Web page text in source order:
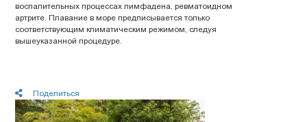
воспалительных процессах лимфадена, ревматоидном
артрите. Плавание в море предписывается только
соответствующим климатическим режимом, следуя
вышеуказанной процедуре.
Поделиться